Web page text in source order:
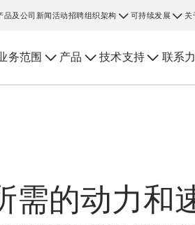
品及公司新闻活动招聘组织架构 可持续发展
务范围 产品 技术支持 联系
需的动力和